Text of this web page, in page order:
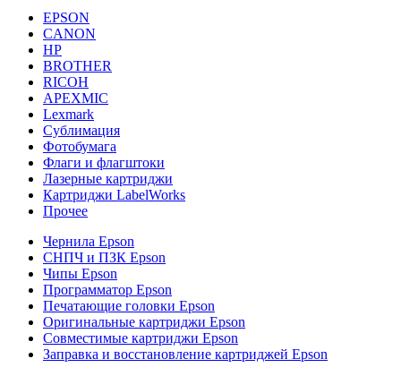
EPSON
CANON
HP
BROTHER
RICOH
APEXMIC
Lexmark
Сублимация
Фотобумага
Флаги и флагштоки
Лазерные картриджи
Картриджи LabelWorks
Прочее
Чернила Epson
СНПЧ и ПЗК Epson
Чипы Epson
Программатор Epson
Печатающие головки Epson
Оригинальные картриджи Epson
Совместимые картриджи Epson
Заправка и восстановление картриджей Epson